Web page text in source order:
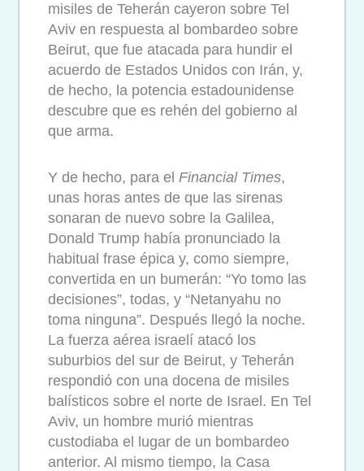
misiles de Teherán cayeron sobre Tel
Aviv en respuesta al bombardeo sobre
Beirut, que fue atacada para hundir el
acuerdo de Estados Unidos con Irán, y,
de hecho, la potencia estadounidense
descubre que es rehén del gobierno al
que arma.
Y de hecho, para el Financial Times,
unas horas antes de que las sirenas
sonaran de nuevo sobre la Galilea,
Donald Trump había pronunciado la
habitual frase épica y, como siempre,
convertida en un bumerán: “Yo tomo las
decisiones”, todas, y “Netanyahu no
toma ninguna”. Después llegó la noche.
La fuerza aérea israelí atacó los
suburbios del sur de Beirut, y Teherán
respondió con una docena de misiles
balísticos sobre el norte de Israel. En Tel
Aviv, un hombre murió mientras
custodiaba el lugar de un bombardeo
anterior. Al mismo tiempo, la Casa